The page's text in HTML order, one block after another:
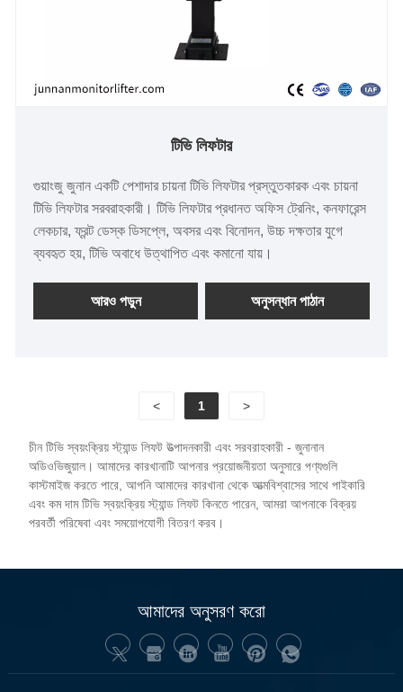
টিভি লিফটার
গুয়াংজু জুনান একটি পেশাদার চায়না টিভি লিফটার প্রস্তুতকারক এবং চায়না
টিভি লিফটার সরবরাহকারী। টিভি লিফটার প্রধানত অফিস ট্রেনিং, কনফারেন্স
লেকচার, ফ্রন্ট ডেস্ক ডিসপ্লে, অবসর এবং বিনোদন, উচ্চ দক্ষতার যুগে
ব্যবহৃত হয়, টিভি অবাধে উত্থাপিত এবং কমানো যায়।
আরও পড়ুন অনুসন্ধান পাঠান
< 1 >
চীন টিভি স্বয়ংক্রিয় স্ট্যান্ড লিফট উত্পাদনকারী এবং সরবরাহকারী - জুনানান
অডিওভিজুয়াল। আমাদের কারখানাটি আপনার প্রয়োজনীয়তা অনুসারে পণ্যগুলি
কাস্টমাইজ করতে পারে, আপনি আমাদের কারখানা থেকে আত্মবিশ্বাসের সাথে পাইকারি
এবং কম দাম টিভি স্বয়ংক্রিয় স্ট্যান্ড লিফট কিনতে পারেন, আমরা আপনাকে বিক্রয়
পরবর্তী পরিষেবা এবং সময়োপযোগী বিতরণ করব।
আমাদের অনুসরণ করো